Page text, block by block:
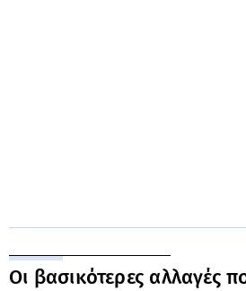
Οι βασικότερες αλλαγές